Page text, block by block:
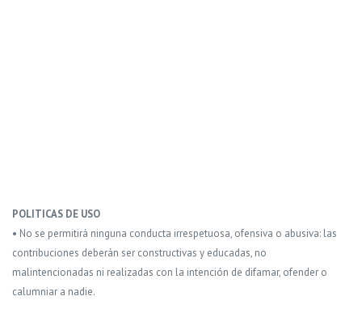
POLITICAS DE USO
• No se permitirá ninguna conducta irrespetuosa, ofensiva o abusiva: las
contribuciones deberán ser constructivas y educadas, no
malintencionadas ni realizadas con la intención de difamar, ofender o
calumniar a nadie.